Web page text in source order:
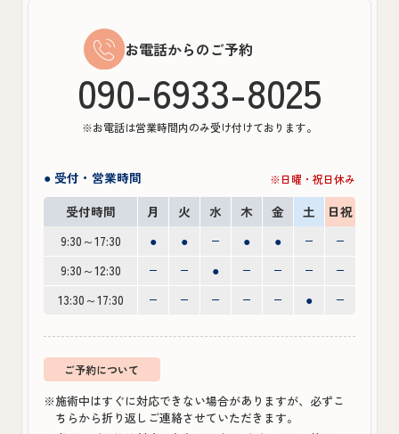
お電話からのご予約
090-6933-8025
※お電話は営業時間内のみ受け付けております。
● 受付・営業時間 ※日曜・祝日休み
受付時間 月 火 水 木 金 土
日祝
9:30～17:30
● ● ●
●
9:30～12:30
●
13:30～17:30
●
ご予約について
※施術中はすぐに対応できない場合がありますが、必ずこ
ちらから折り返しご連絡させていただきます。